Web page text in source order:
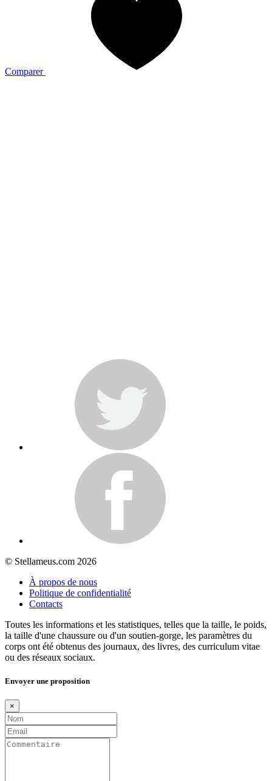
Comparer
© Stellameus.com 2026
À propos de nous
Politique de confidentialité
Contacts
Toutes les informations et les statistiques, telles que la taille, le poids,
la taille d'une chaussure ou d'un soutien-gorge, les paramètres du
corps ont été obtenus des journaux, des livres, des curriculum vitae
ou des réseaux sociaux.
Envoyer une proposition
×